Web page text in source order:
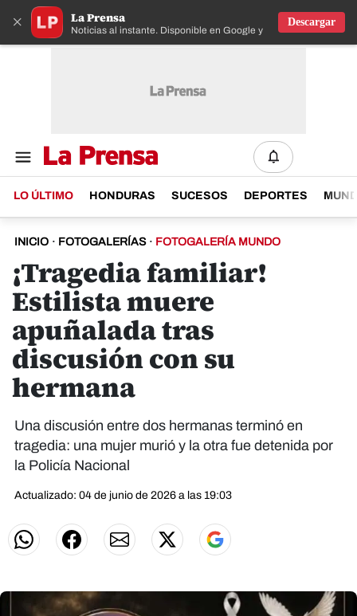
× La Prensa
Noticias al instante. Disponible en Google y IOS
Descargar
LO ÚLTIMO HONDURAS SUCESOS DEPORTES
INICIO · FOTOGALERÍAS · FOTOGALERÍA MUNDO
¡Tragedia familiar!
Estilista muere
apuñalada tras
discusión con su
hermana
Una discusión entre dos hermanas terminó en
tragedia: una mujer murió y la otra fue detenida por
la Policía Nacional
Actualizado: 04 de junio de 2026 a las 19:03